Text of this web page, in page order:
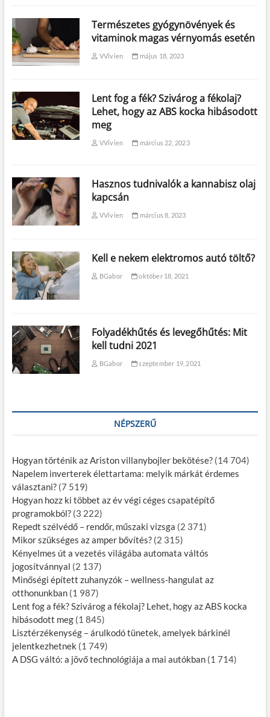
Természetes gyógynövények és
vitaminok magas vérnyomás esetén
VVivien május 18, 2023
Lent fog a fék? Szivárog a fékolaj?
Lehet, hogy az ABS kocka hibásodott
meg
VVivien március 22, 2023
Hasznos tudnivalók a kannabisz olaj
kapcsán
VVivien március 8, 2023
Kell e nekem elektromos autó töltő?
BGabor október 18, 2021
Folyadékhűtés és levegőhűtés: Mit
kell tudni 2021
BGabor szeptember 19, 2021
NÉPSZERŰ
Hogyan történik az Ariston villanybojler bekötése? (14 704)
Napelem inverterek élettartama: melyik márkát érdemes
választani? (7 519)
Hogyan hozz ki többet az év végi céges csapatépítő
programokból? (3 222)
Repedt szélvédő – rendőr, műszaki vizsga (2 371)
Mikor szükséges az amper bővítés? (2 315)
Kényelmes út a vezetés világába automata váltós
jogosítvánnyal (2 137)
Minőségi épített zuhanyzók – wellness-hangulat az
otthonunkban (1 987)
Lent fog a fék? Szivárog a fékolaj? Lehet, hogy az ABS kocka
hibásodott meg (1 845)
Lisztérzékenység – árulkodó tünetek, amelyek bárkinél
jelentkezhetnek (1 749)
A DSG váltó: a jövő technológiája a mai autókban (1 714)